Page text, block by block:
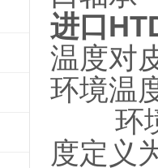
进口
温度对
环境温
环境
度定义